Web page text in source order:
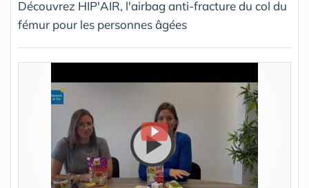
Découvrez HIP'AIR, l'airbag anti-fracture du col du
fémur pour les personnes âgées